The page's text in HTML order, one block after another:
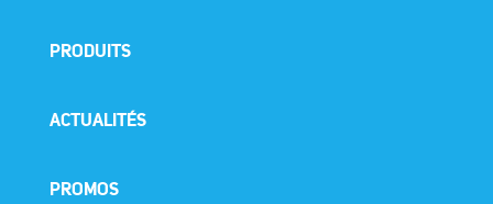
PRODUITS
ACTUALITÉS
PROMOS